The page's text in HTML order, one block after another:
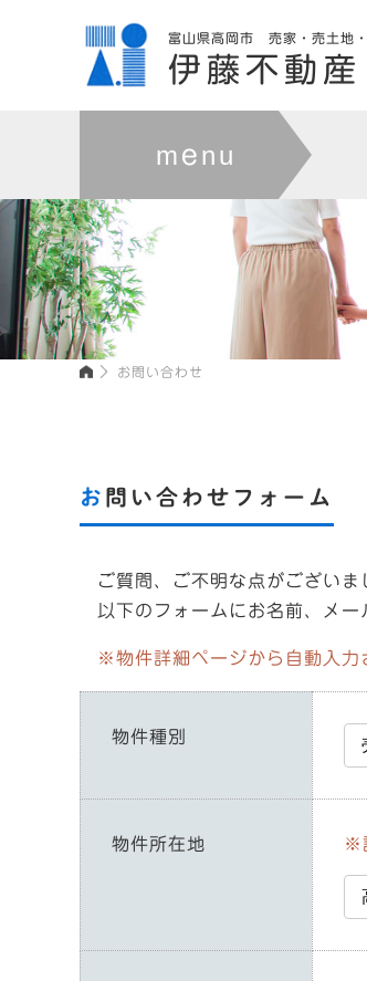
富山県高岡市 売家・売土地
伊藤不動産
お問い合わせ
お問い合わせフォーム
ご質問、ご不明な点がございま
以下のフォームにお名前、メ
※物件詳細ページから自動入力
物件種別
物件所在地 ※